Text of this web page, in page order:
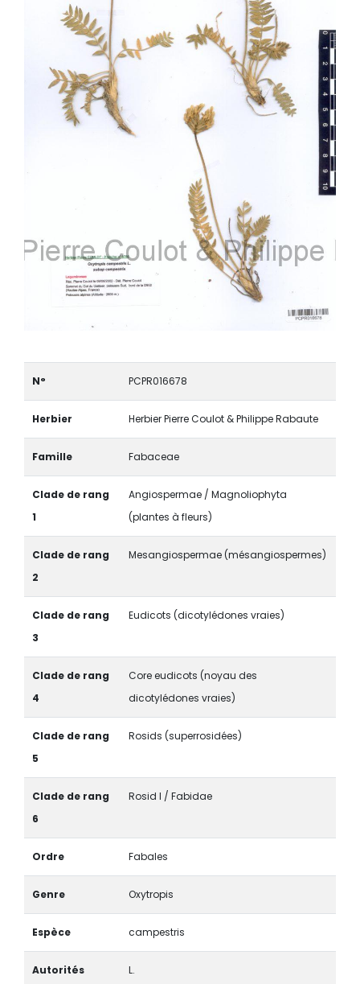
N° PCPR016678
Herbier Herbier Pierre Coulot & Philippe Rabaute
Famille Fabaceae
Clade de rang
1
Angiospermae / Magnoliophyta
(plantes à fleurs)
Clade de rang
2
Mesangiospermae (mésangiospermes)
Clade de rang
3
Eudicots (dicotylédones vraies)
Clade de rang
4
Core eudicots (noyau des
dicotylédones vraies)
Clade de rang
5
Rosids (superrosidées)
Clade de rang
6
Rosid I / Fabidae
Ordre Fabales
Genre Oxytropis
Espèce campestris
Autorités
L.